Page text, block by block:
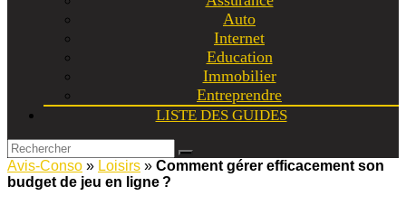
Auto
Internet
Education
Immobilier
Entreprendre
LISTE DES GUIDES
Avis-Conso » Loisirs » Comment gérer efficacement son
budget de jeu en ligne ?